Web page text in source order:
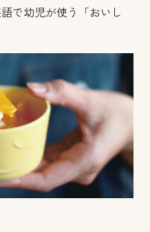
で幼児が使う「おいし